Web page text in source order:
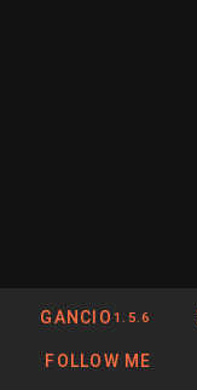
GANCIO 1.5.6
FOLLOW ME